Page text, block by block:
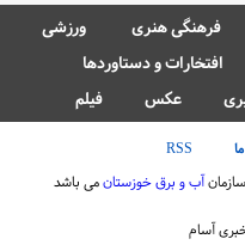
فرهنگی هنری
ورزشی
افتخارات و دستاوردها
عکس فیلم
RSS
آب و برق خوزستانمی باشد
آسام